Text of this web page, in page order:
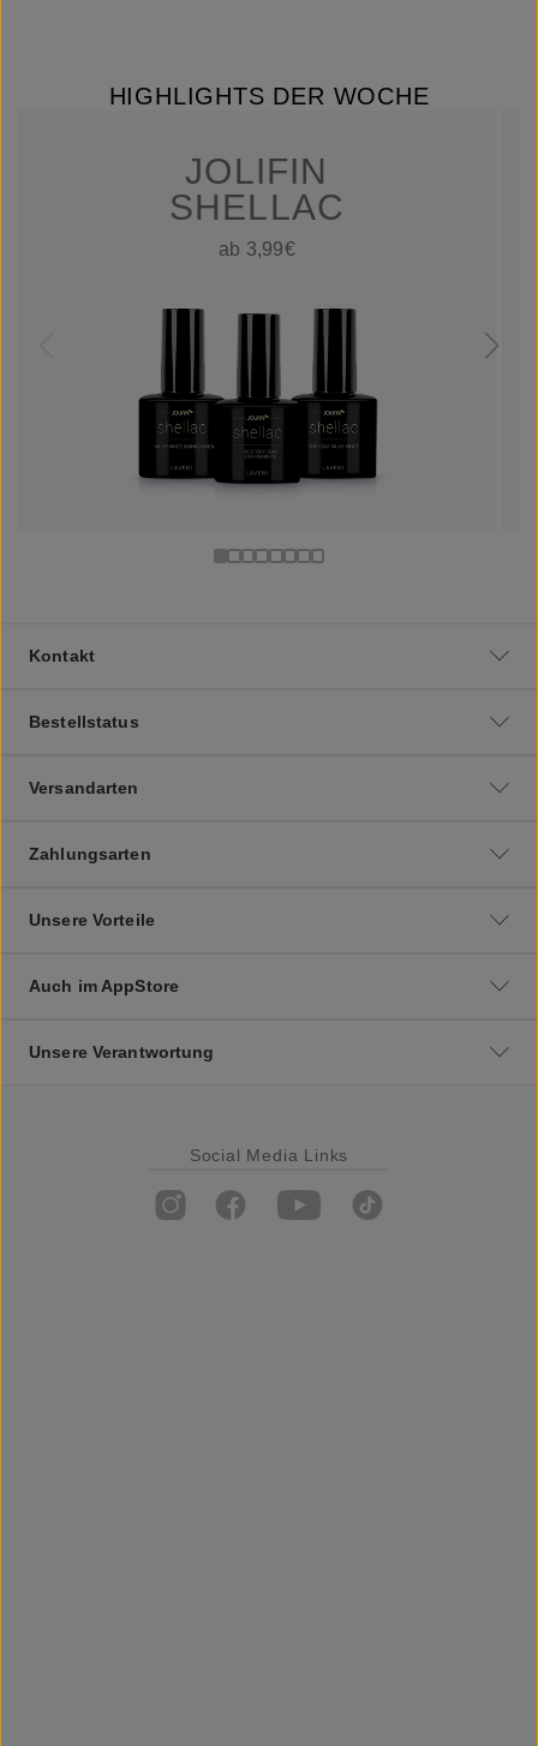
HIGHLIGHTS DER WOCHE
JOLIFIN
SHELLAC
ab 3,99€
Kontakt
Bestellstatus
Versandarten
Zahlungsarten
Unsere Vorteile
Auch im AppStore
Unsere Verantwortung
Social Media Links